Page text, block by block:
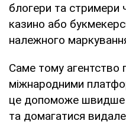
блогери та стримери
казино або
належного
Саме тому агентство
міжнародними
це допоможе швидше
та домагатися